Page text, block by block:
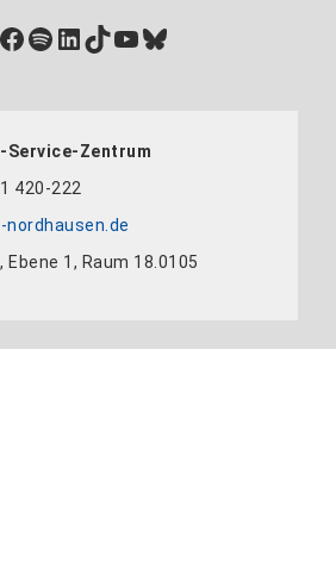
Facebook
Spotify
LinkedIn
TikTok
YouTube
Bluesky
Service-Zentrum
420-222
nordhausen.de
Ebene 1, Raum 18.0105